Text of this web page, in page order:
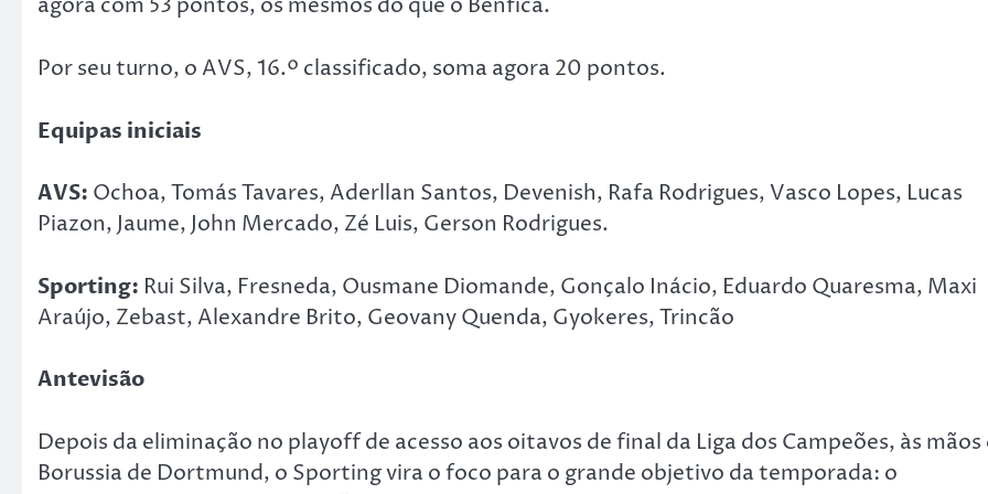
agora com 53 pontos, os mesmos do que o Benfica.
Por seu turno, o AVS, 16.º classificado, soma agora 20 pontos.
Equipas iniciais
AVS: Ochoa, Tomás Tavares, Aderllan Santos, Devenish, Rafa Rodrigues, Vasco Lopes, Lucas
Piazon, Jaume, John Mercado, Zé Luis, Gerson Rodrigues.
Sporting: Rui Silva, Fresneda, Ousmane Diomande, Gonçalo Inácio, Eduardo Quaresma, Maxi
Araújo, Zebast, Alexandre Brito, Geovany Quenda, Gyokeres, Trincão
Antevisão
Depois da eliminação no playoff de acesso aos oitavos de final da Liga dos Campeões, às mãos
Borussia de Dortmund, o Sporting vira o foco para o grande objetivo da temporada: o